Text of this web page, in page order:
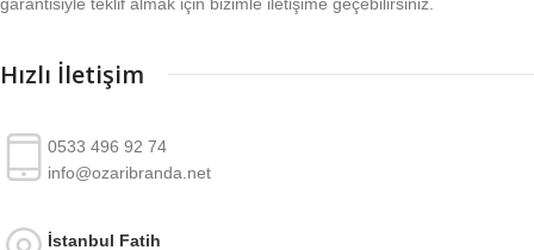
Hızlı İletişim
0533 496 92 74
info@ozaribranda.net
İstanbul Fatih